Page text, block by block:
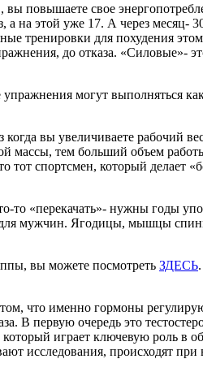
вы повышаете свое
а на этой уже 17. А через месяц-
тренировки для похудения
до отказа. «Силовые»-
могут выполняться
вы увеличиваете рабочий
массы, тем больший объем
тот спортсмен, который делает
то «перекачать»- нужны годы
для мужчин. Ягодицы, мышцы
вы можете посмотреть ЗДЕСЬ
что именно гормоны
В первую очередь это
играет ключевую роль в
исследования, происходят